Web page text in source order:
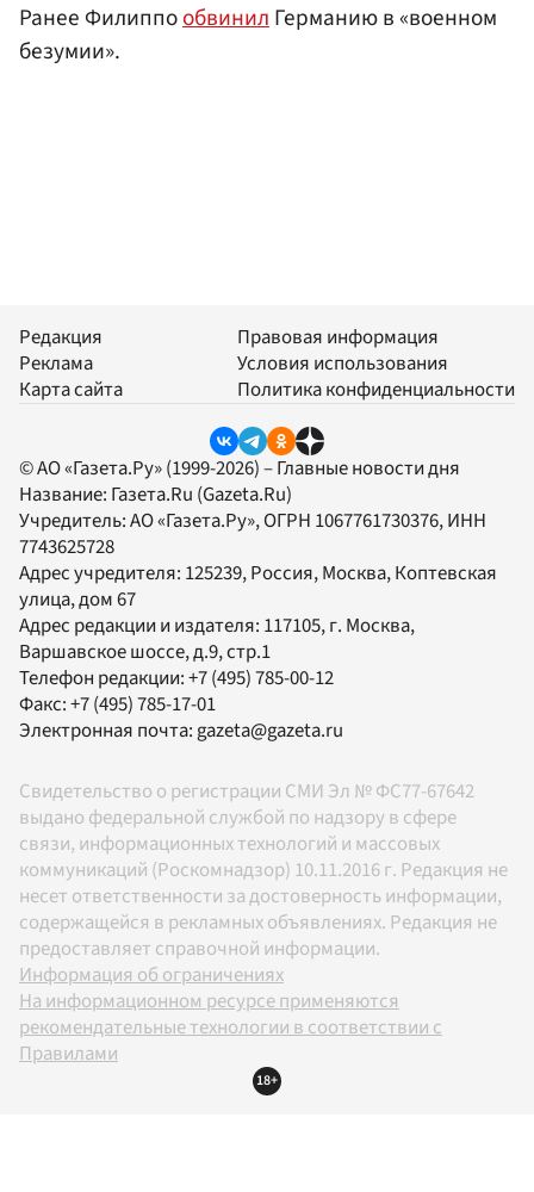
Ранее ФилиппообвинилГерманию в «военном
безумии».
Редакция
Реклама
Карта сайта
Правовая информация
Условия использования
Политика конфиденциальности
© АО «Газета.Ру» (1999-2026) – Главные новости дня
Название: Газета.Ru (Gazeta.Ru)
Учредитель:АО «Газета.Ру», ОГРН 1067761730376, ИНН
7743625728
Адрес учредителя: 125239, Россия, Москва, Коптевская
улица, дом 67
Адрес редакции и издателя: 117105, г. Москва,
Варшавское шоссе, д.9, стр.1
Телефон редакции:+7 (495) 785-00-12
Факс:+7 (495) 785-17-01
Электронная почта:gazeta@gazeta.ru
Свидетельство о регистрации СМИ Эл № ФС77-67642
выдано федеральной службой по надзору в сфере
связи, информационных технологий и массовых
коммуникаций (Роскомнадзор) 10.11.2016 г. Редакция не
несет ответственности за достоверность информации,
содержащейся в рекламных объявлениях. Редакция не
предоставляет справочной информации.
Информация об ограничениях
На информационном ресурсе применяются
рекомендательные технологии в соответствии с
Правилами
18+